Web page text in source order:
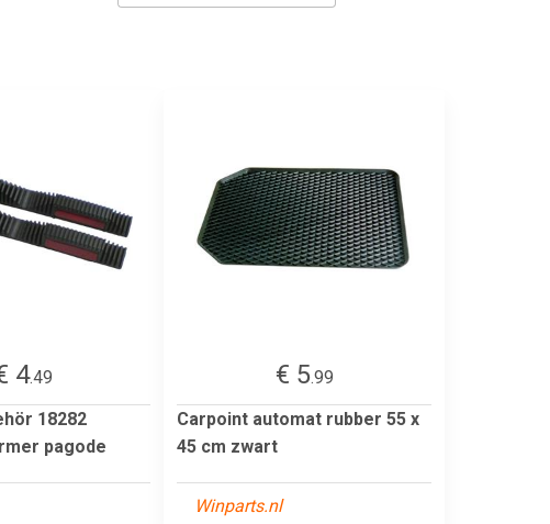
4.49
18282
pagode
€ 5.99
Carpoint automat rubber 55 x
45 cm zwart
Winparts.nl